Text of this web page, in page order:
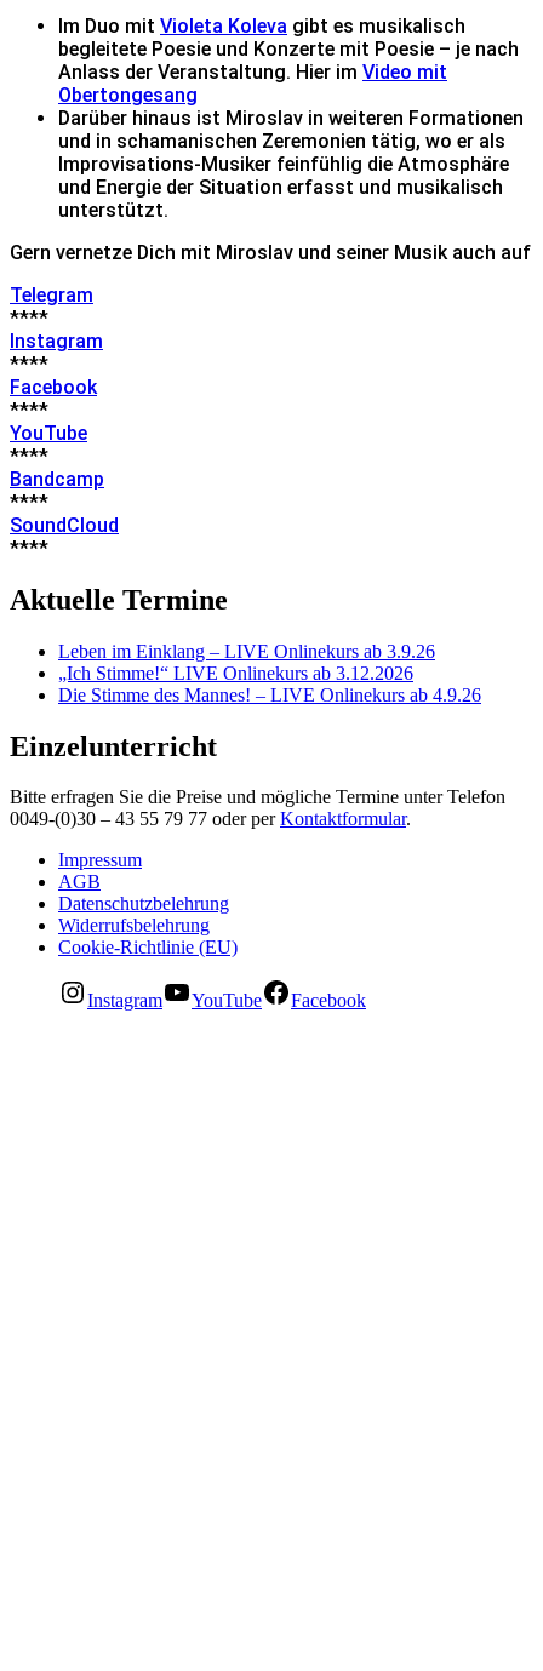
Im Duo mit Violeta Koleva gibt es musikalisch
begleitete Poesie und Konzerte mit Poesie – je nach
Anlass der Veranstaltung. Hier im Video mit
Obertongesang
Darüber hinaus ist Miroslav in weiteren Formationen
und in schamanischen Zeremonien tätig, wo er als
Improvisations-Musiker feinfühlig die Atmosphäre
und Energie der Situation erfasst und musikalisch
unterstützt.
Gern vernetze Dich mit Miroslav und seiner Musik auch auf
Telegram
****
Instagram
****
Facebook
****
YouTube
****
Bandcamp
****
SoundCloud
****
Aktuelle Termine
Leben im Einklang – LIVE Onlinekurs ab 3.9.26
„Ich Stimme!“ LIVE Onlinekurs ab 3.12.2026
Die Stimme des Mannes! – LIVE Onlinekurs ab 4.9.26
Einzelunterricht
Bitte erfragen Sie die Preise und mögliche Termine unter Telefon
0049-(0)30 – 43 55 79 77 oder perKontaktformular.
Impressum
AGB
Datenschutzbelehrung
Widerrufsbelehrung
Cookie-Richtlinie (EU)
Instagram YouTube Facebook